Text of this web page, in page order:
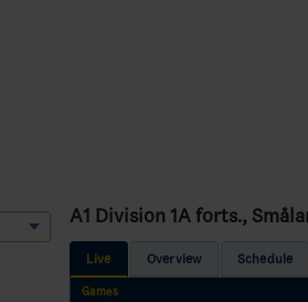
A1 Division 1A forts.,
Live Overview Schedule
Games